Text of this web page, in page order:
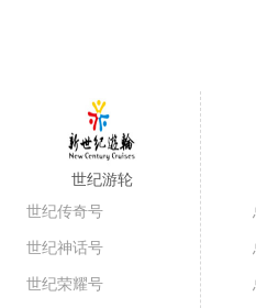
世纪游轮
世纪传奇号
世纪神话号
世纪荣耀号